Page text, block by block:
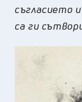
съгласието
са ги